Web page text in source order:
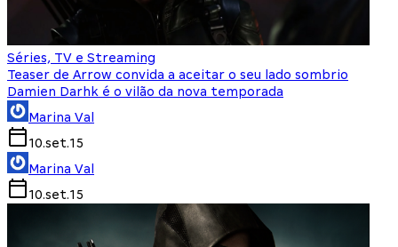
Séries, TV e Streaming
Teaser de Arrow convida a aceitar o seu lado sombrio
Damien Darhk é o vilão da nova temporada
Marina Val
10.set.15
Marina Val
10.set.15